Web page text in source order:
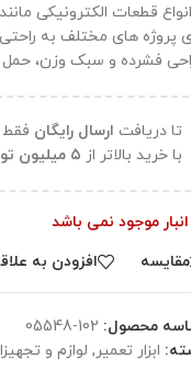
انواع قطعات الکترونیکی
پروژه های مختلف به
فشرده و سبک وزن، حمل
تا دریافت ارسال رایگان فقط
با خرید بالاتر از ۵ میلیون تومان،
موجود نمی باشد
مقایسه
افزودن به
محصول: 102-05548
ابزار تعمیر, لوازم و